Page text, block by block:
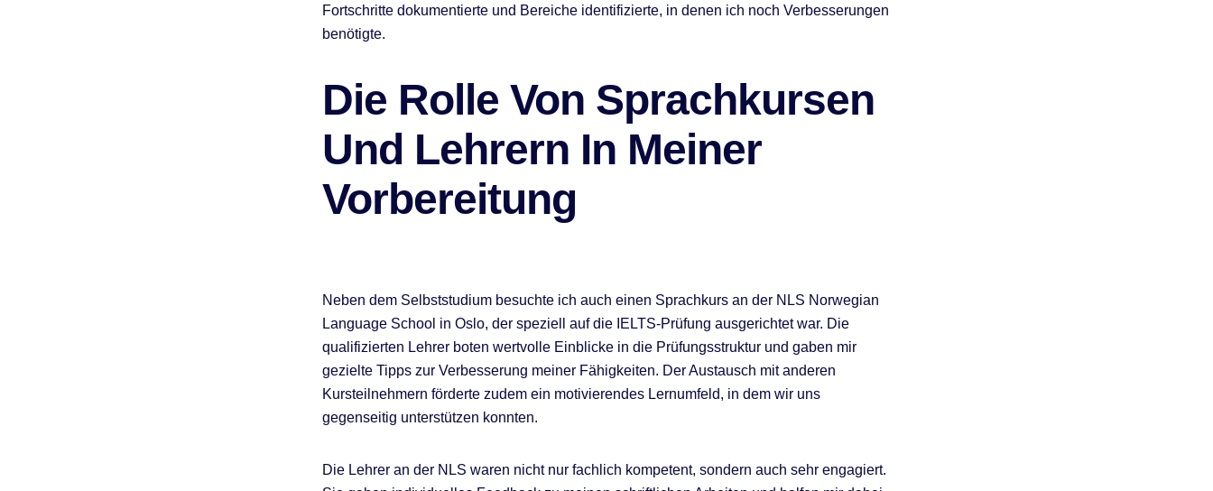
Fortschritte dokumentierte und Bereiche identifizierte, in denen ich noch Verbesserungen
benötigte.
Die Rolle Von Sprachkursen
Und Lehrern In Meiner
Vorbereitung
Neben dem Selbststudium besuchte ich auch einen Sprachkurs an der NLS Norwegian
Language School in Oslo, der speziell auf die IELTS-Prüfung ausgerichtet war. Die
qualifizierten Lehrer boten wertvolle Einblicke in die Prüfungsstruktur und gaben mir
gezielte Tipps zur Verbesserung meiner Fähigkeiten. Der Austausch mit anderen
Kursteilnehmern förderte zudem ein motivierendes Lernumfeld, in dem wir uns
gegenseitig unterstützen konnten.
Die Lehrer an der NLS waren nicht nur fachlich kompetent, sondern auch sehr engagiert.